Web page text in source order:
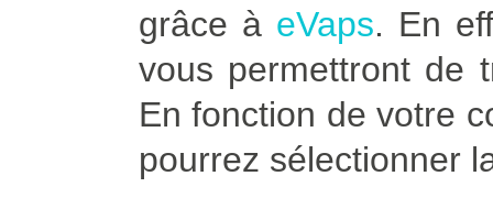
grâce à eVaps. En
vous permettront de
En fonction de votre
pourrez sélectionner